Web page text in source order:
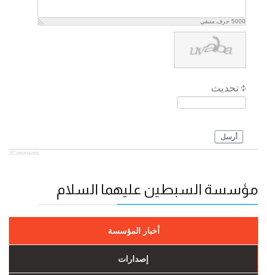
5000 حرف متبقي
تحديث
أرسل
JComments
مؤسسة السبطين عليهما السلام
أخبار المؤسسة
إصدارات